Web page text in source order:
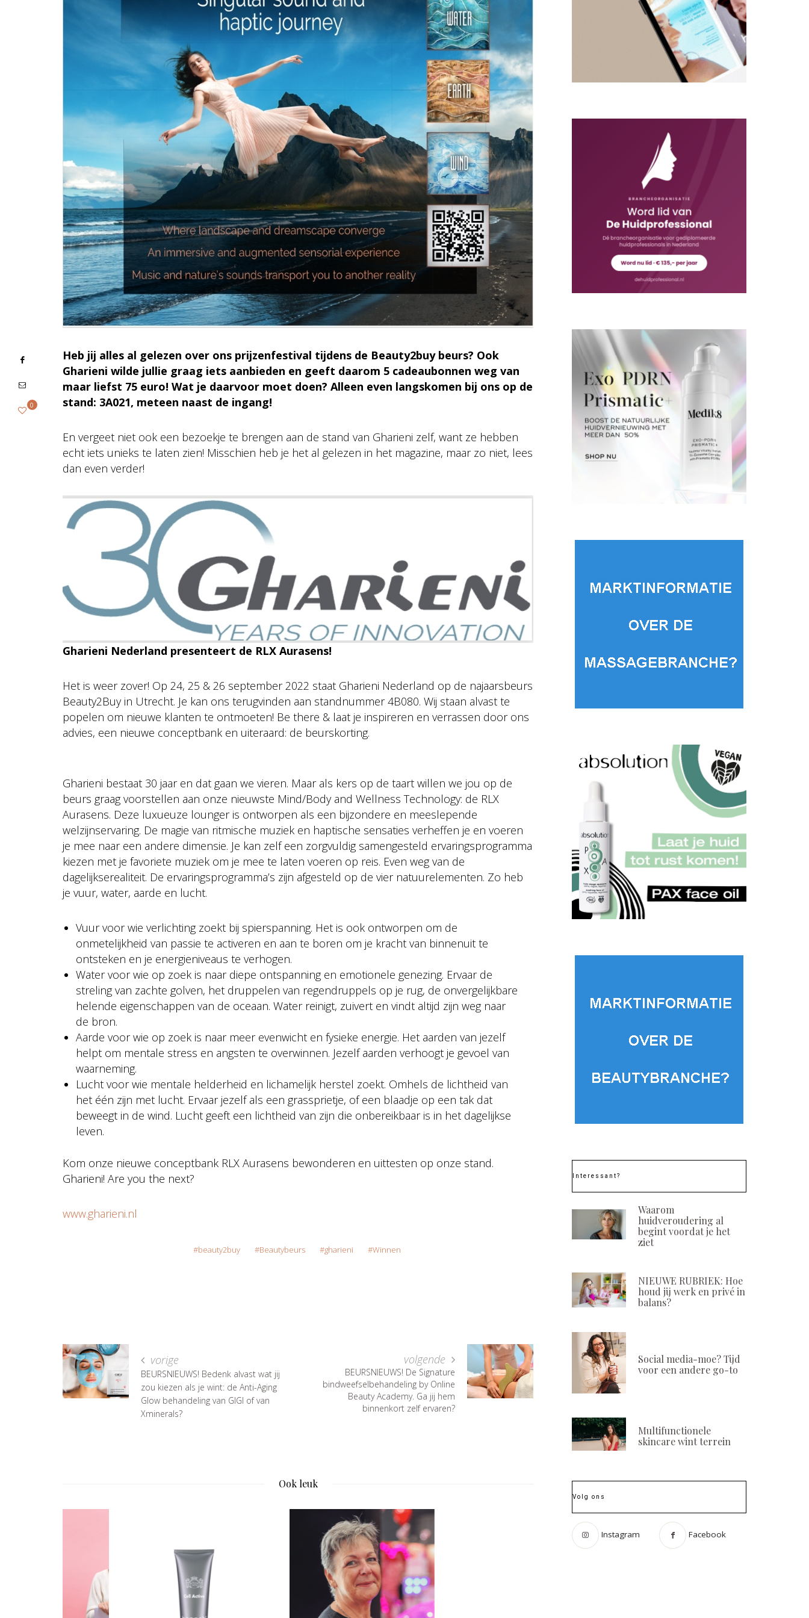
Heb jij alles al gelezen over ons prijzenfestival tijdens de Beauty2buy beurs? Ook
Gharieni wilde jullie graag iets aanbieden en geeft daarom 5 cadeaubonnen weg van
maar liefst 75 euro! Wat je daarvoor moet doen? Alleen even langskomen bij ons op de
stand: 3A021, meteen naast de ingang!
En vergeet niet ook een bezoekje te brengen aan de stand van Gharieni zelf, want ze hebben
echt iets unieks te laten zien! Misschien heb je het al gelezen in het magazine, maar zo niet, lees
dan even verder!
Gharieni Nederland presenteert de RLX Aurasens!
Het is weer zover! Op 24, 25 & 26 september 2022 staat Gharieni Nederland op de najaarsbeurs
Beauty2Buy in Utrecht. Je kan ons terugvinden aan standnummer 4B080. Wij staan alvast te
popelen om nieuwe klanten te ontmoeten! Be there & laat je inspireren en verrassen door ons
advies, een nieuwe conceptbank en uiteraard: de beurskorting.
Gharieni bestaat 30 jaar en dat gaan we vieren. Maar als kers op de taart willen we jou op de
beurs graag voorstellen aan onze nieuwste Mind/Body and Wellness Technology: de RLX
Aurasens. Deze luxueuze lounger is ontworpen als een bijzondere en meeslepende
welzijnservaring. De magie van ritmische muziek en haptische sensaties verheffen je en voeren
je mee naar een andere dimensie. Je kan zelf een zorgvuldig samengesteld ervaringsprogramma
kiezen met je favoriete muziek om je mee te laten voeren op reis. Even weg van de
dagelijkserealiteit. De ervaringsprogramma’s zijn afgesteld op de vier natuurelementen. Zo heb
je vuur, water, aarde en lucht.
Vuur voor wie verlichting zoekt bij spierspanning. Het is ook ontworpen om de
onmetelijkheid van passie te activeren en aan te boren om je kracht van binnenuit te
ontsteken en je energieniveaus te verhogen.
Water voor wie op zoek is naar diepe ontspanning en emotionele genezing. Ervaar de
streling van zachte golven, het druppelen van regendruppels op je rug, de onvergelijkbare
helende eigenschappen van de oceaan. Water reinigt, zuivert en vindt altijd zijn weg naar
de bron.
Aarde voor wie op zoek is naar meer evenwicht en fysieke energie. Het aarden van jezelf
helpt om mentale stress en angsten te overwinnen. Jezelf aarden verhoogt je gevoel van
waarneming.
Lucht voor wie mentale helderheid en lichamelijk herstel zoekt. Omhels de lichtheid van
het één zijn met lucht. Ervaar jezelf als een grassprietje, of een blaadje op een tak dat
beweegt in de wind. Lucht geeft een lichtheid van zijn die onbereikbaar is in het dagelijkse
leven.
Kom onze nieuwe conceptbank RLX Aurasens bewonderen en uittesten op onze stand.
Gharieni! Are you the next?
www.gharieni.nl
0
beauty2buy Beautybeurs gharieni Winnen
vorige
BEURSNIEUWS! Bedenk alvast wat jij
zou kiezen als je wint: de Anti-Aging
Glow behandeling van GIGI of van
Xminerals?
volgende
BEURSNIEUWS! De Signature
bindweefselbehandeling by Online
Beauty Academy. Ga jij hem
binnenkort zelf ervaren?
Ook leuk
Interessant?
Waarom
huidveroudering al
begint voordat je het
ziet
NIEUWE RUBRIEK: Hoe
houd jij werk en privé in
balans?
Social media-moe? Tijd
voor een andere go-to
Multifunctionele
skincare wint terrein
Volg ons
Instagram Facebook